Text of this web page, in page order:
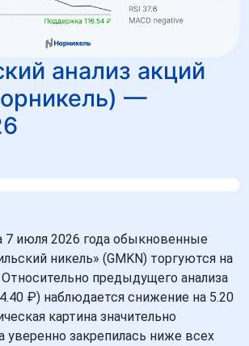
анализ акций
—
7 июля 2026 года обыкновенные
никель» (GMKN) торгуются на
Относительно предыдущего анализа
₽) наблюдается снижение на 5.20
картина значительно
уверенно закрепилась ниже всех